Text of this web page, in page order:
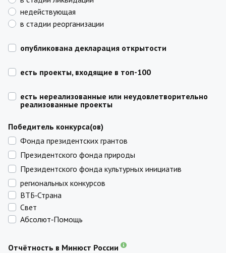
недействующая
в стадии реорганизации
опубликована декларация открытости
есть проекты, входящие в топ-100
есть нереализованные или неудовлетворительно
реализованные проекты
Победитель конкурса(ов)
Фонда президентских грантов
Президентского фонда природы
Президентского фонда культурных инициатив
региональных конкурсов
ВТБ‑Страна
Свет
Абсолют‑Помощь
Отчётность в Минюст России